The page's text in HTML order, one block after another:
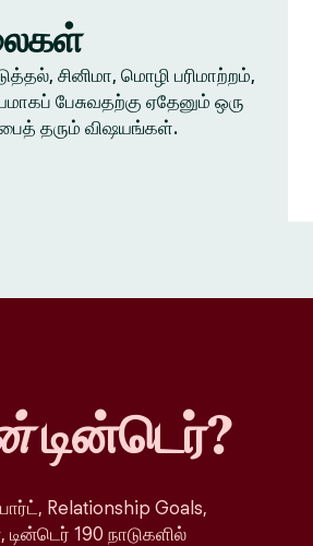
சினிமா, மொழி பரிமாற்றம்,
பேசுவதற்கு ஏதேனும் ஒரு
தரும் விஷயங்கள்.
டின்டெர்?
Relationship Goals,
190 நாடுகளில்